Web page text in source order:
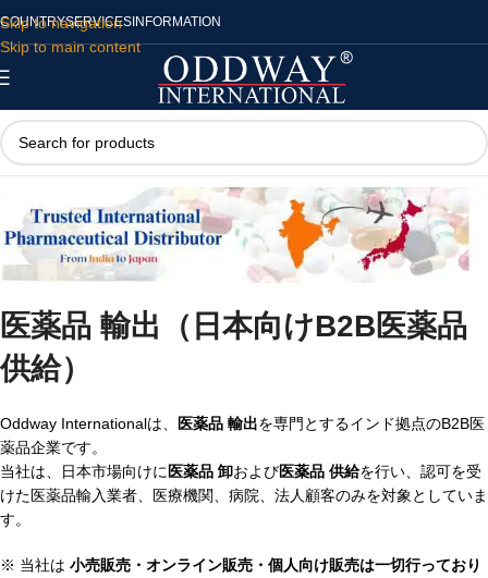
Skip to navigation
Skip to main content
COUNTRYSERVICES INFORMATION
医薬品 輸出（日本向けB2B医薬品
供給）
Oddway Internationalは、 医薬品 輸出を専門とするインド拠点のB2B医
薬品企業です。
当社は、日本市場向けに 医薬品 卸および医薬品 供給を行い、認可を受
けた医薬品輸入業者、医療機関、病院、法人顧客のみを対象としていま
す。
※ 当社は 小売販売・オンライン販売・個人向け販売は一切行っており